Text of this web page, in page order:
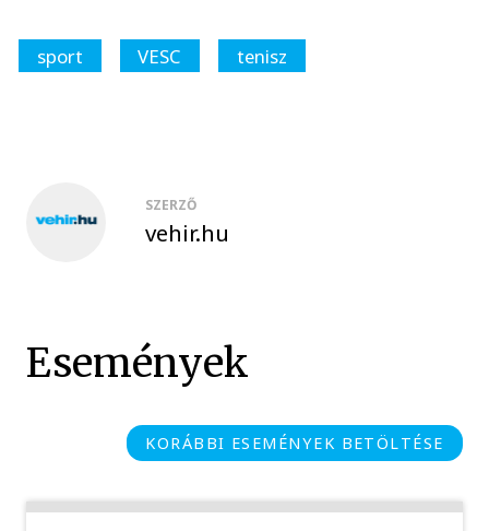
sport VESC tenisz
SZERZŐ
vehir.hu
Események
KORÁBBI ESEMÉNYEK BETÖLTÉSE